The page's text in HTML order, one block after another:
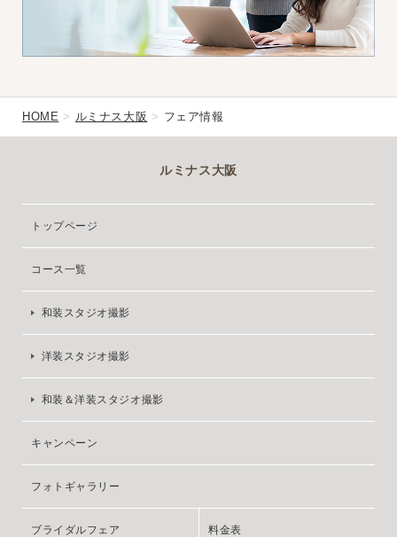
HOME ルミナス大阪 フェア情報
ルミナス大阪
トップページ
コース一覧
和装スタジオ撮影
洋装スタジオ撮影
和装＆洋装スタジオ撮影
キャンペーン
フォトギャラリー
ブライダルフェア 料金表